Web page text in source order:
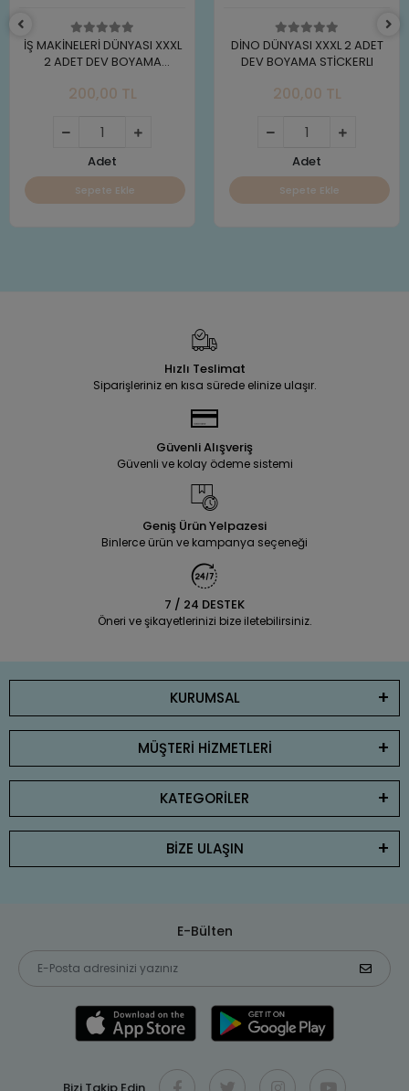
İŞ MAKİNELERİ DÜNYASI XXXL
2 ADET DEV BOYAMA
200,00 TL
Adet
Sepete Ekle
DİNO DÜNYASI XXXL 2 ADET
DEV BOYAMA STİCKERLI
200,00 TL
Adet
Sepete Ekle
Hızlı Teslimat
Siparişleriniz en kısa sürede elinize ulaşır.
Güvenli Alışveriş
Güvenli ve kolay ödeme sistemi
Geniş Ürün Yelpazesi
Binlerce ürün ve kampanya seçeneği
7 / 24 DESTEK
Öneri ve şikayetlerinizi bize iletebilirsiniz.
KURUMSAL
MÜŞTERİ HİZMETLERİ
KATEGORİLER
BİZE ULAŞIN
E-Bülten